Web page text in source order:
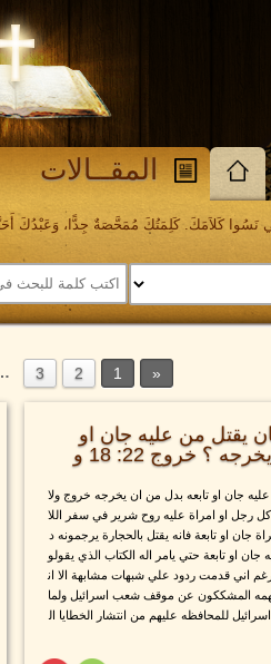
المقــالات
كَلاَمَكَ. كَلِمَتُكَ مُمَحَّصَةٌ جِدًّا، وَعَبْدُكَ أَحَبَّهَا.
1
2
3
يقتل من عليه جان او
تابعه بدل من ان يخرجه ؟ خروج 22: 18 و
جان او تابعه بدل من ان يخرجه خروج ولا
كل رجل او امراة عليه روح شرير في سفر اللا
جان او تابعة فانه يقتل بالحجارة يرجمونه د
او تابعة حتي يامر اله الكتاب الذي يقولو
رغم اني قدمت ردود علي شبهات مشابهة الا ان
المشككون عن موقف شعب اسرائيل ولما
للمحافظه عليهم من انتشار الخطايا ال